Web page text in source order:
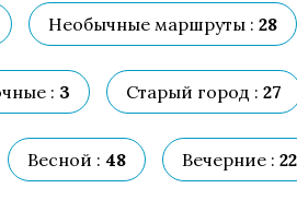
Необычные маршруты : 28
: 3 Старый город : 27
Весной : 48 Вечерние : 22